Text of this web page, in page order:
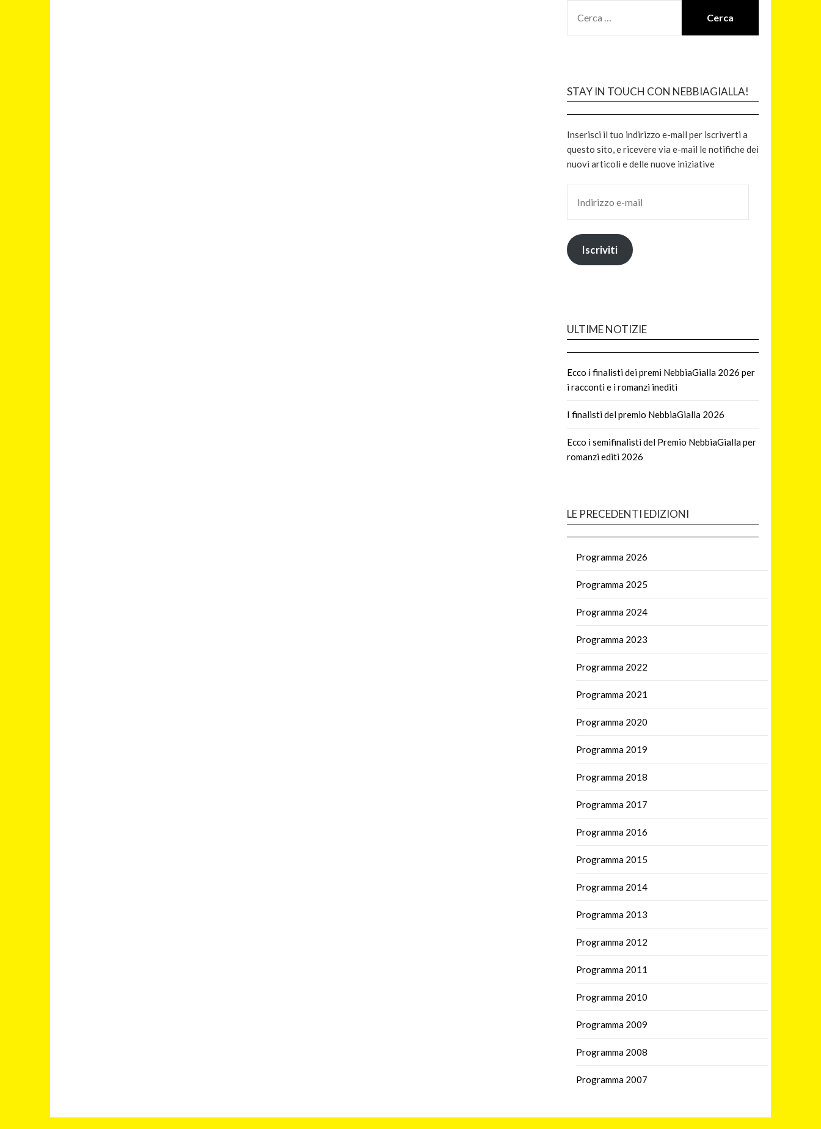
STAY IN TOUCH CON NEBBIAGIALLA!
Inserisci il tuo indirizzo e-mail per iscriverti a
questo sito, e ricevere via e-mail le notifiche dei
nuovi articoli e delle nuove iniziative
Iscriviti
ULTIME NOTIZIE
Ecco i finalisti dei premi NebbiaGialla 2026 per
i racconti e i romanzi inediti
I finalisti del premio NebbiaGialla 2026
Ecco i semifinalisti del Premio NebbiaGialla per
romanzi editi 2026
LE PRECEDENTI EDIZIONI
Programma 2026
Programma 2025
Programma 2024
Programma 2023
Programma 2022
Programma 2021
Programma 2020
Programma 2019
Programma 2018
Programma 2017
Programma 2016
Programma 2015
Programma 2014
Programma 2013
Programma 2012
Programma 2011
Programma 2010
Programma 2009
Programma 2008
Programma 2007